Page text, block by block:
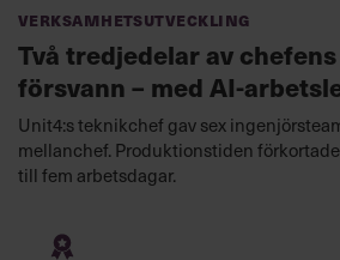
Verksamhetsutveckling
Två tredjedelar av
försvann – med AI-
Unit4:s teknikchef gav sex
mellanchef. Produktionstiden
till fem arbetsdagar.